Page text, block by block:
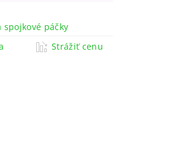
spojkové páčky
Strážiť cenu